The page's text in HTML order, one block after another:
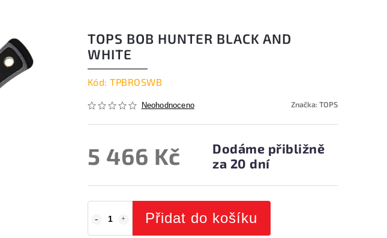
TOPS BOB HUNTER BLACK AND
WHITE
Kód: TPBROSWB
Neohodnoceno Značka:TOPS
5 466 Kč
Dodáme přibližně
za 20 dní
Přidat do košíku